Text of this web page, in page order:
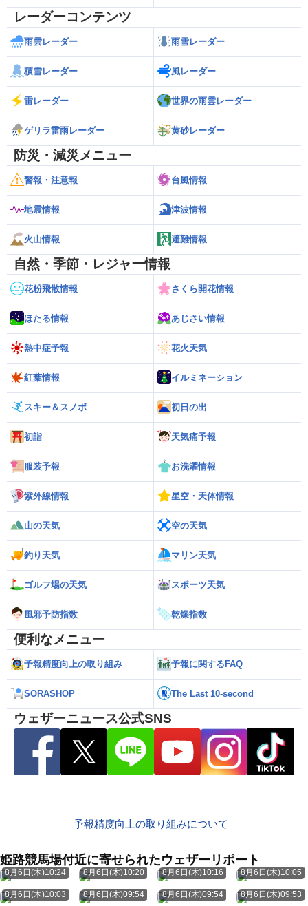
レーダーコンテンツ
雨雲レーダー 雨雪レーダー
積雪レーダー 風レーダー
雷レーダー 世界の雨雲レーダー
ゲリラ雷雨レーダー 黄砂レーダー
防災・減災メニュー
警報・注意報 台風情報
地震情報 津波情報
火山情報 避難情報
自然・季節・レジャー情報
花粉飛散情報 さくら開花情報
ほたる情報 あじさい情報
熱中症予報 花火天気
紅葉情報 イルミネーション
スキー＆スノボ 初日の出
初詣 天気痛予報
服装予報 お洗濯情報
紫外線情報 星空・天体情報
山の天気 空の天気
釣り天気 マリン天気
ゴルフ場の天気 スポーツ天気
風邪予防指数 乾燥指数
便利なメニュー
予報精度向上の取り組み 予報に関するFAQ
SORASHOP The Last 10-second
ウェザーニュース公式SNS
予報精度向上の取り組みについて
姫路競馬場付近に寄せられたウェザーリポート
8月6日(木)10:24 8月6日(木)10:20 8月6日(木)10:16 8月6日(木)10:05
8月6日(木)10:03 8月6日(木)09:54 8月6日(木)09:54 8月6日(木)09:53